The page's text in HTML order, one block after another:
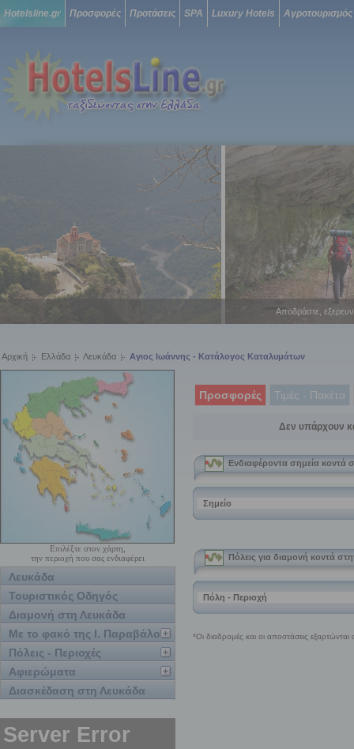
Hotelsline.gr Προσφορές Προτάσεις SPA Luxury Hotels Αγροτουρισμός
Αποδράστε,
Αρχική Ελλάδα Λευκάδα Αγιος Ιωάννης - Κατάλογος Καταλυμάτων
Επιλέξτε στον χάρτη,
την περιοχή που σας ενδιαφέρει
Λευκάδα
Τουριστικός Οδηγός
Διαμονή στη Λευκάδα
Με το φακό της Ι. Παραβάλου
Πόλεις - Περιοχές
Αφιερώματα
Διασκέδαση στη Λευκάδα
Προσφορές Τιμές - Πακέτα
Δεν υπάρχουν